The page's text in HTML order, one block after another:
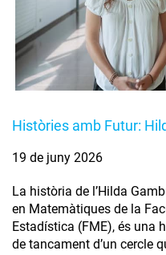
Històries amb Futur:
19 de juny 2026
La història de l’Hilda
en Matemàtiques de la
Estadística (FME), és una
de tancament d’un cercle